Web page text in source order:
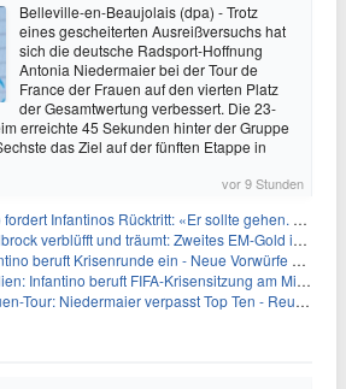
Belleville-en-Beaujolais (dpa) - Trotz
eines gescheiterten Ausreißversuchs hat
sich die deutsche Radsport-Hoffnung
Antonia Niedermaier bei der Tour de
France der Frauen auf den vierten Platz
der Gesamtwertung verbessert. Die 23-
erreichte 45 Sekunden hinter der Gruppe
das Ziel auf der fünften Etappe in
vor 9 Stunden
Infantinos Rücktritt: «Er sollte gehen. Jetzt»
verblüfft und träumt: Zweites EM-Gold in Paris
beruft Krisenrunde ein - Neue Vorwürfe gegen FIFA
Infantino beruft FIFA-Krisensitzung am Mittwoch ein
Tour: Niedermaier verpasst Top Ten - Reusser siegt